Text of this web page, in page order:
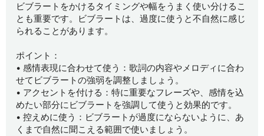
ビブラートをかけるタイミングや幅をうまく使い分けるこ
とも重要です。ビブラートは、過度に使うと不自然に感じ
られることがあります。
ポイント：
• 感情表現に合わせて使う：歌詞の内容やメロディに合わ
せてビブラートの強弱を調整しましょう。
• アクセントを付ける：特に重要なフレーズや、感情を込
めたい部分にビブラートを強調して使うと効果的です。
• 控えめに使う：ビブラートが過度にならないように、あ
くまで自然に聞こえる範囲で使いましょう。